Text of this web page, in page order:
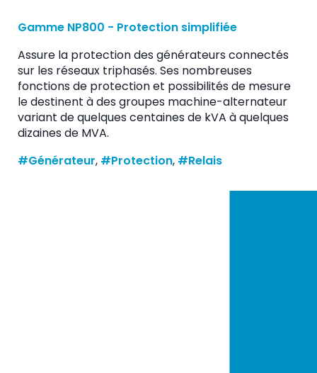
Gamme NP800 - Protection simplifiée
Assure la protection des générateurs connectés
sur les réseaux triphasés. Ses nombreuses
fonctions de protection et possibilités de mesure
le destinent à des groupes machine-alternateur
variant de quelques centaines de kVA à quelques
dizaines de MVA.
#Générateur, #Protection, #Relais